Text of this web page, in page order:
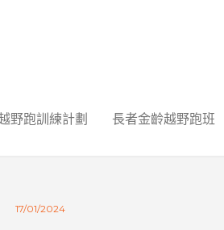
野跑訓練計劃 長者金齡越野跑班
17/01/2024